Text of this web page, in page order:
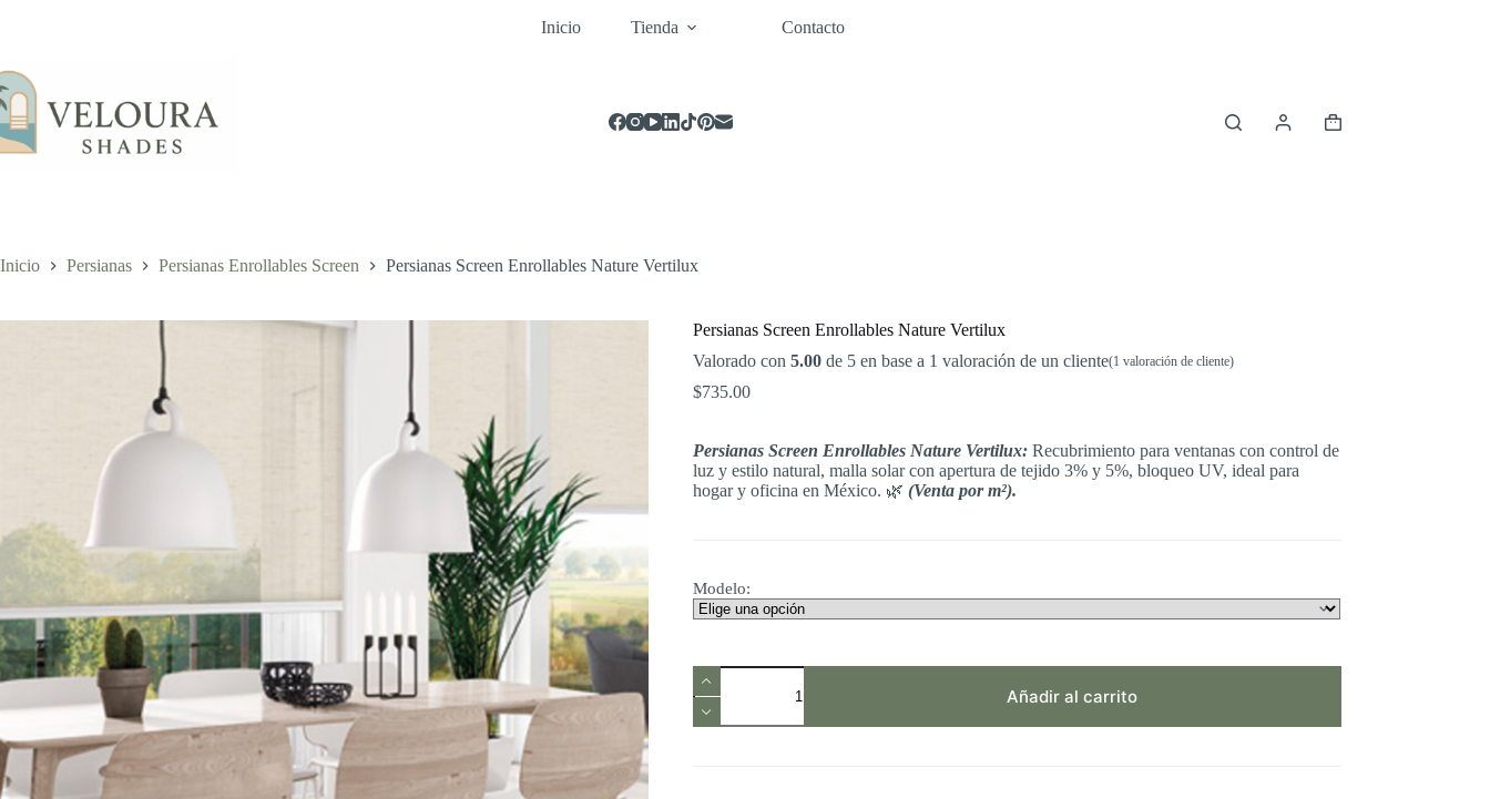
Inicio Tienda Contacto
Carro
Inicio Persianas Persianas Enrollables Screen Persianas Screen Enrollables Nature Vertilux
Persianas Screen Enrollables Nature Vertilux
Valorado con 5.00de 5 en base a 1 valoración de un cliente(1 valoración de cliente)
$735.00
Persianas Screen Enrollables Nature Vertilux:Recubrimiento para ventanas con control de
luz y estilo natural, malla solar con apertura de tejido 3% y 5%, bloqueo UV, ideal para
hogar y oficina en México. 🌿 (Venta por m²).
Modelo:
Persianas
Screen
Enrollables
Nature
Añadir al carrito